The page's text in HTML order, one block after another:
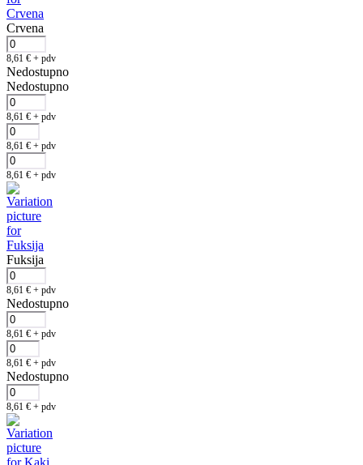
Crvena
8,61 € + pdv
Nedostupno
Nedostupno
8,61 € + pdv
8,61 € + pdv
8,61 € + pdv
Fuksija
8,61 € + pdv
Nedostupno
8,61 € + pdv
8,61 € + pdv
Nedostupno
8,61 € + pdv